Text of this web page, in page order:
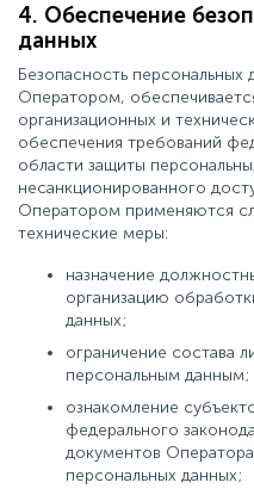
4. Обеспечение
данных
Безопасность
Оператором,
организационных и
обеспечения требований
области защиты
несанкционированного
Оператором применяются
технические меры:
назначение
организацию
данных;
ограничение состава
персональным данным;
ознакомление
федерального
документов
персональных данных;